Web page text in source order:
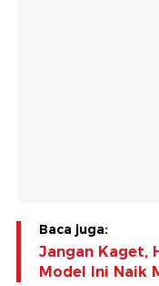
Baca juga:
Jangan Kaget,
Model Ini Naik